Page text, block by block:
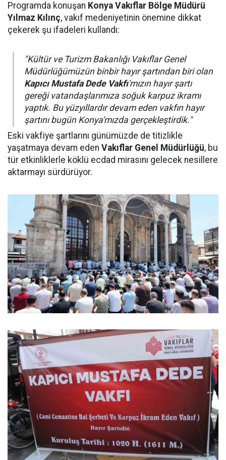
Programda konuşan Konya Vakıflar Bölge Müdürü
Yılmaz Kılınç, vakıf medeniyetinin önemine dikkat
çekerek şu ifadeleri kullandı:
"Kültür ve Turizm Bakanlığı Vakıflar Genel
Müdürlüğümüzün binbir hayır şartından biri olan
Kapıcı Mustafa Dede Vakfı'mızın hayır şartı
gereği vatandaşlarımıza soğuk karpuz ikramı
yaptık. Bu yüzyıllardır devam eden vakfın hayır
şartını bugün Konya'mızda gerçekleştirdik."
Eski vakfiye şartlarını günümüzde de titizlikle
yaşatmaya devam eden Vakıflar Genel Müdürlüğü, bu
tür etkinliklerle köklü ecdad mirasını gelecek nesillere
aktarmayı sürdürüyor.